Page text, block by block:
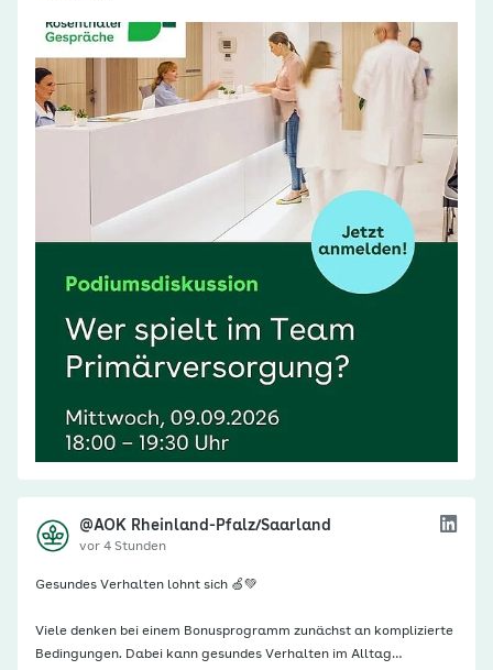
@AOK Rheinland-Pfalz/Saarland
vor 4 Stunden
Gesundes Verhalten lohnt sich 🍏💚
Viele denken bei einem Bonusprogramm zunächst an komplizierte
Bedingungen. Dabei kann gesundes Verhalten im Alltag…